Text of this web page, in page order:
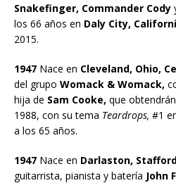
Snakefinger, Commander Cody
los 66 años en Daly City,
2015.
1947 Nace en Cleveland, Ohio,
del grupo Womack & Womack,
hija de Sam Cooke, que
1988, con su tema Teardrops, #1
a los 65 años.
1947 Nace en Darlaston,
guitarrista, pianista y batería John